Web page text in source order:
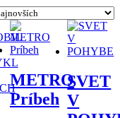
METRO
Príbeh
SVET
V